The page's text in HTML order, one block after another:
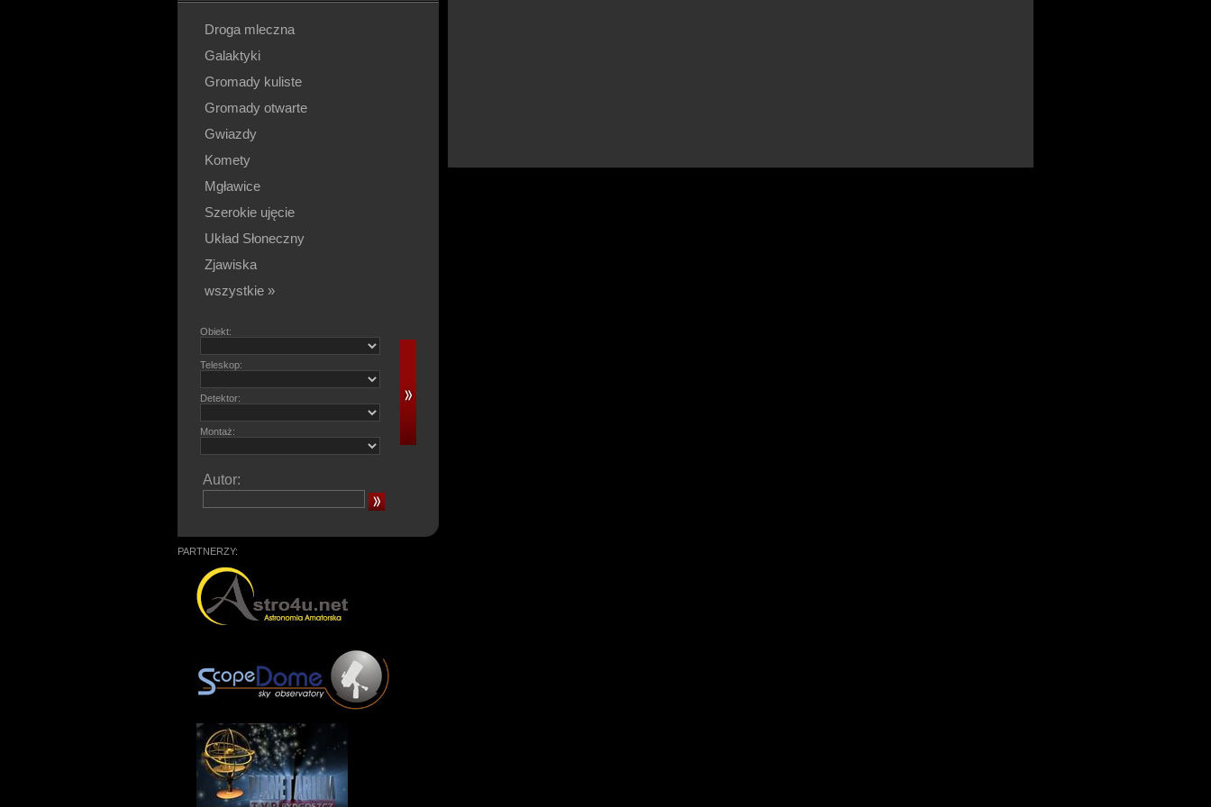
Droga mleczna
Galaktyki
Gromady kuliste
Gromady otwarte
Gwiazdy
Komety
Mgławice
Szerokie ujęcie
Układ Słoneczny
Zjawiska
wszystkie »
Obiekt:
Teleskop:
Detektor:
Montaż:
Autor:
PARTNERZY: